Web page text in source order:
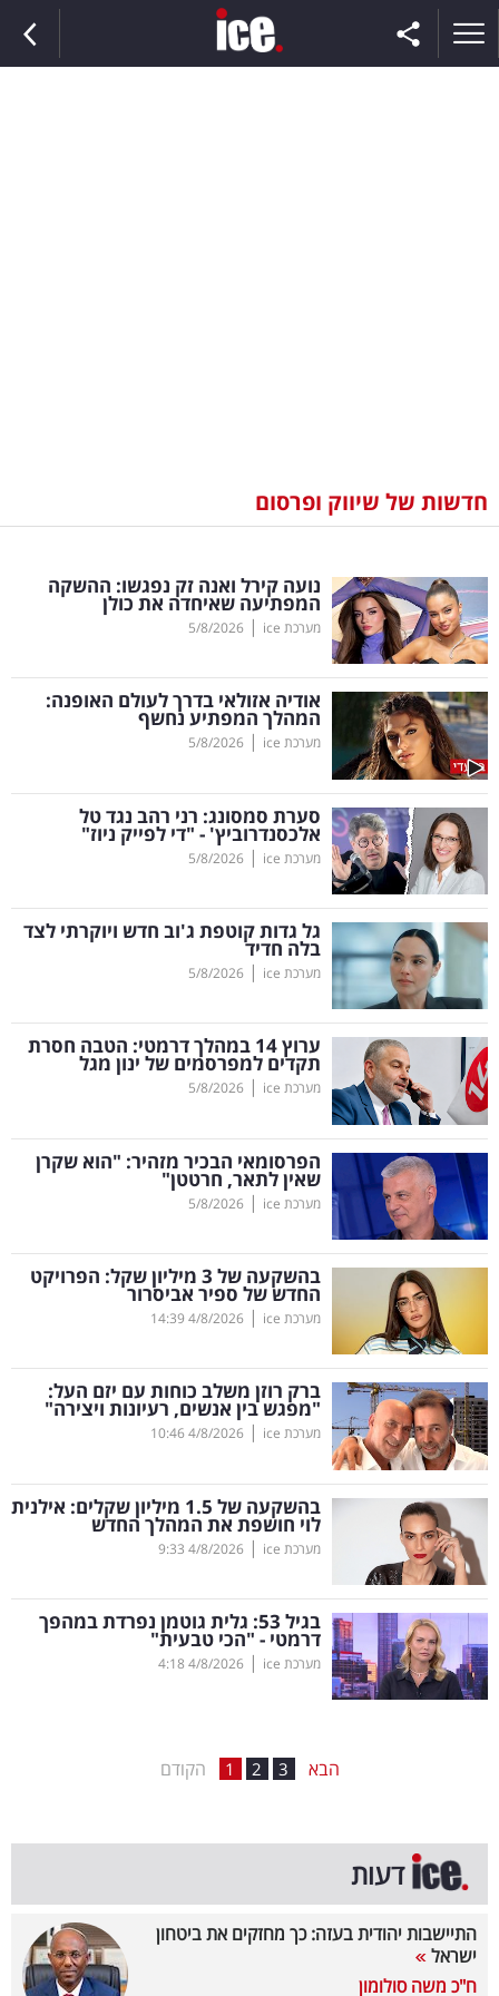
וצרכנות
דיגיטל
וטק
שיווק
ופרסום
משפט
מדדים
ומחקרים
דעות
רכילות
עסקית
קריפטו
ויראלי
טלוויזיה
עסקי
ספורט
קריירה
ולימודים
מינויים
רייטינג
רכב
בריאות
תרבות
ופנאי
תיירות
הכלכלי
פודקאסט
40
UNDER
חדשות של שיווק ופרסום
נועה קירל ואנה זק נפגשו: ההשקה
המפתיעה שאיחדה את כולן
מערכת ice |
5/8/2026
אודיה אזולאי בדרך לעולם האופנה:
המהלך המפתיע נחשף
מערכת ice |
5/8/2026
סערת סמסונג: רני רהב נגד טל
אלכסנדרוביץ' - "די לפייק ניוז"
מערכת ice |
5/8/2026
גל גדות קוטפת ג'וב חדש ויוקרתי לצד
בלה חדיד
מערכת ice |
5/8/2026
ערוץ 14 במהלך דרמטי: הטבה חסרת
תקדים למפרסמים של ינון מגל
מערכת ice |
5/8/2026
הפרסומאי הבכיר מזהיר: "הוא שקרן
שאין לתאר, חרטטן"
מערכת ice |
5/8/2026
בהשקעה של 3 מיליון שקל: הפרויקט
החדש של ספיר אביסרור
מערכת ice |
4/8/2026
14:39
ברק רוזן משלב כוחות עם יזם העל:
"מפגש בין אנשים, רעיונות ויצירה"
מערכת ice |
4/8/2026
10:46
בהשקעה של 1.5 מיליון שקלים: אילנית
לוי חושפת את המהלך החדש
מערכת ice |
4/8/2026
9:33
בגיל 53: גלית גוטמן נפרדת במהפך
דרמטי - "הכי טבעית"
מערכת ice |
4/8/2026
4:18
הקודם 1 2 3 הבא
דעות
התיישבות יהודית בעזה: כך מחזקים את ביטחון
ישראל
ח"כ משה סולומון